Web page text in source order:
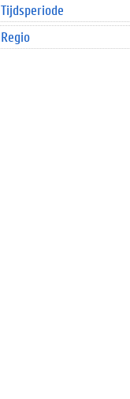
Tijdsperiode
Regio